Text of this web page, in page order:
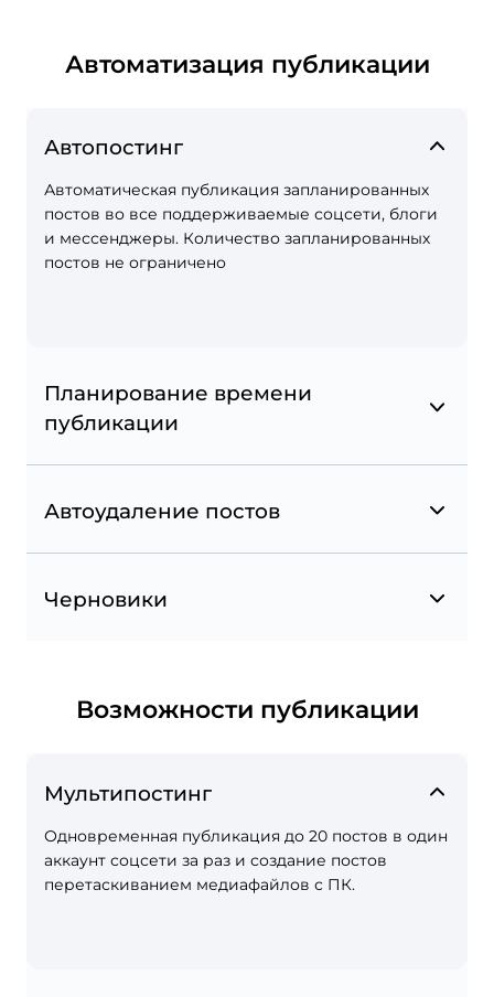
Шоппинг-теги в Instagram
Отмечайте свои товары в публикации, чтобы
Отмечайте места на карте при создании
Автоматизация публикации
Автопостинг
Автоматическая публикация запланированных
постов во все поддерживаемые соцсети, блоги
и мессенджеры. Количество запланированных
постов не ограничено
Планирование времени
публикации
Автоудаление постов
Черновики
Возможности публикации
Мультипостинг
Одновременная публикация до 20 постов в один
аккаунт соцсети за раз и создание постов
перетаскиванием медиафайлов с ПК.